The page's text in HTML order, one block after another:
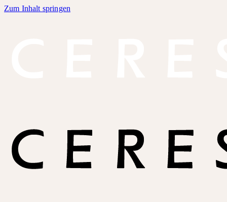
Zum Inhalt springen